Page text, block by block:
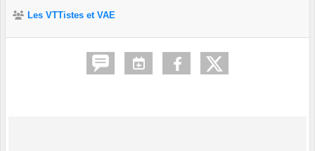
Les VTTistes et VAE